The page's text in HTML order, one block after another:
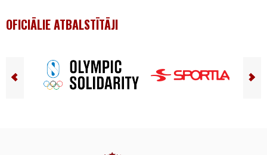
OFICIĀLIE ATBALSTĪTĀJI